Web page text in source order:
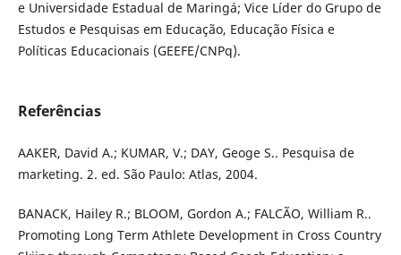
e Universidade Estadual de Maringá; Vice Líder do Grupo de
Estudos e Pesquisas em Educação, Educação Física e
Políticas Educacionais (GEEFE/CNPq).
Referências
AAKER, David A.; KUMAR, V.; DAY, Geoge S.. Pesquisa de
marketing. 2. ed. São Paulo: Atlas, 2004.
BANACK, Hailey R.; BLOOM, Gordon A.; FALCÃO, William R..
Promoting Long Term Athlete Development in Cross Country